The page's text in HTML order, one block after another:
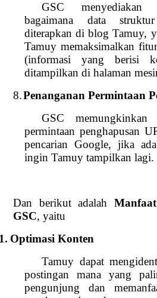
GSC menyediakan
bagaimana data
diterapkan di blog Tamuy,
Tamuy memaksimalkan
(informasi yang berisi
ditampilkan di halaman
8.Penanganan Permintaan
GSC memungkinkan
permintaan penghapusan
pencarian Google, jika
ingin Tamuy tampilkan lagi.
Dan berikut adalah
GSC, yaitu
Optimasi Konten
Tamuy dapat
postingan mana yang
pengunjung dan